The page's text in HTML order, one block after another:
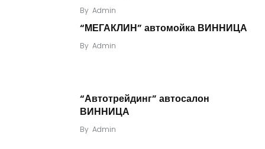
By Admin
“МЕГАКЛИН” автомойка ВИННИЦА
By Admin
“Автотрейдинг” автосалон
ВИННИЦА
By Admin